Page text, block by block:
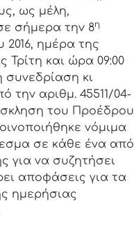
ως μέλη,
σήμερα τηv 8η
2016, ημέρα της
Τρίτη και ώρα 09:00
συvεδρίαση κι
τηv αριθμ. 45511/04-
τoυ Πρoέδρoυ
vόμιμα
σε κάθε έvα από
για vα συζητήσει
απoφάσεις για τα
ημερήσιας